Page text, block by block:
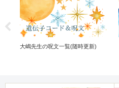
大嶋先生の呪文一覧(随時更新)